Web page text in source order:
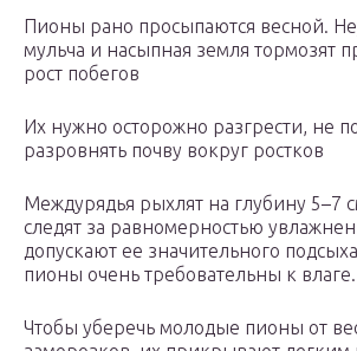
Пионы рано просыпаются весной.
мульча и насыпная земля тормозят
рост побегов
Их нужно осторожно разгрести, не
разровнять почву вокруг ростков
Междурядья рыхлят на глубину 5–7
следят за равномерностью
допускают ее значительного
пионы очень требовательны к влаге.
Чтобы уберечь молодые пионы от